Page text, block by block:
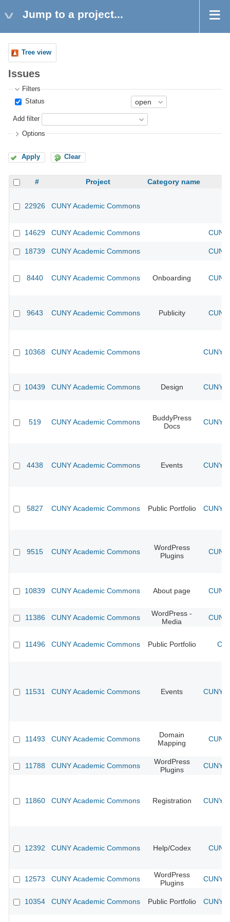
Jump to a project...
Tree view
Issues
Filters
Status
Add filter
Options
Apply Clear
# Project Category name
22926 CUNY Academic Commons
14629 CUNY Academic Commons
18739 CUNY Academic Commons
8440 CUNY Academic Commons Onboarding
9643 CUNY Academic Commons Publicity
10368 CUNY Academic Commons CUNY
10439 CUNY Academic Commons Design CUNY
519 CUNY Academic Commons
BuddyPress
Docs
CUNY
4438 CUNY Academic Commons Events CUNY
5827 CUNY Academic Commons Public Portfolio CUNY
9515 CUNY Academic Commons
WordPress
Plugins
10839 CUNY Academic Commons About page
11386 CUNY Academic Commons
WordPress -
Media
11496 CUNY Academic Commons Public Portfolio
11531 CUNY Academic Commons Events CUNY
11493 CUNY Academic Commons
Domain
Mapping
11788 CUNY Academic Commons
WordPress
Plugins
CUNY
11860 CUNY Academic Commons Registration CUNY
12392 CUNY Academic Commons Help/Codex
12573 CUNY Academic Commons
WordPress
Plugins
CUNY
10354 CUNY Academic Commons Public Portfolio CUNY